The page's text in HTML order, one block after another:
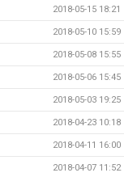
2018-05-15 18:21
2018-05-10 15:59
2018-05-08 15:55
2018-05-06 15:45
2018-05-03 19:25
2018-04-23 10:18
2018-04-11 16:00
2018-04-07 11:52